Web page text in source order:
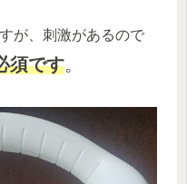
が、刺激があるので
須です。